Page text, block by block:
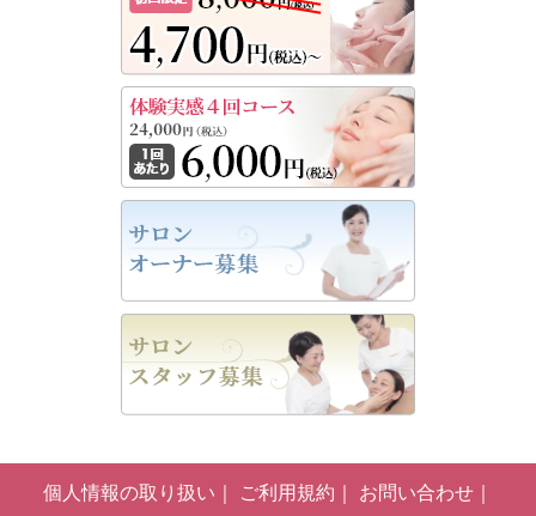
個人情報の取り扱い ご利用規約
お問い合わせ